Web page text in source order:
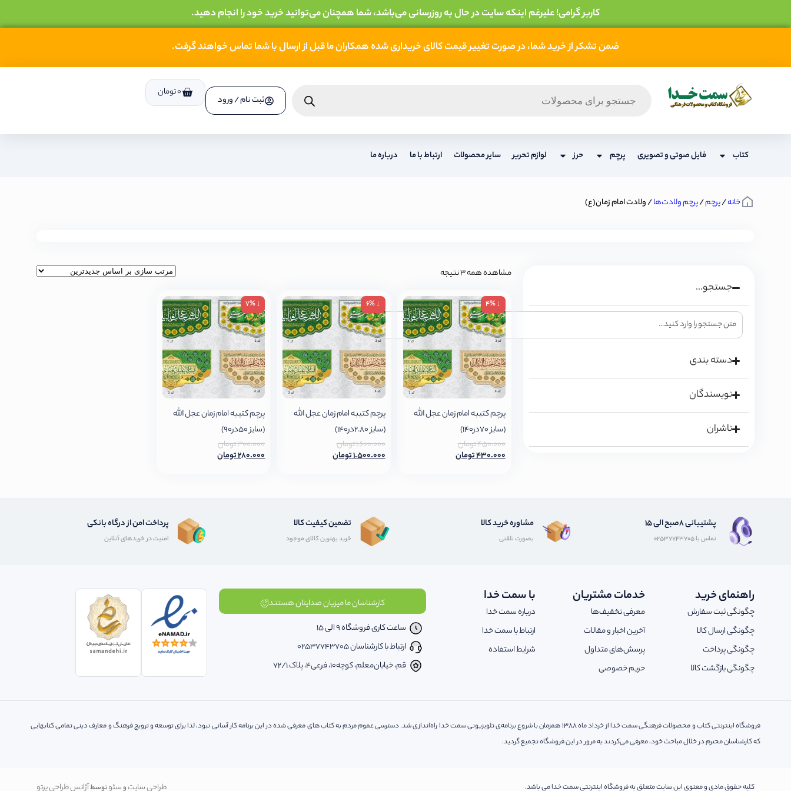
کاربر گرامی! علیرغم اینکه سایت در حال به روزرسانی می‌باشد، شما همچنان می‌توانید خرید خود را انجام دهید.
ضمن تشکر از خرید شما، در صورت تغییر قیمت کالای خریداری شده همکاران ما قبل از ارسال با شما تماس خواهند گرفت.
ثبت نام / ورود
0تومان
کتاب فایل صوتی و تصویری پرچم حرز لوازم تحریر سایر محصولات ارتباط با ما درباره ما
خانه/پرچم/پرچم ولادت‌ها/ ولادت امام زمان(ع)
جستجو...
جستجو
دسته بندی
نویسندگان
ناشران
مشاهده همه 3 نتیجه
↓ 4%
پرچم کتیبه امام زمان عجل الله
(سایز 70در140)
450.000تومان
430.000تومان
↓ 6%
پرچم کتیبه امام زمان عجل الله
(سایز 2.80در140)
1.600.000تومان
1.500.000تومان
↓ 7%
پرچم کتیبه امام زمان عجل الله
(سایز 50در90)
300.000تومان
280.000تومان
پشتیبانی 8صبح الی 15
تماس با 02537743705
مشاوره خرید کالا
بصورت تلفنی
تضمین کیفیت کالا
خرید بهترین کالای موجود
پرداخت امن از درگاه بانکی
امنیت در خریدهای آنلاین
راهنمای خرید
چگونگی ثبت سفارش
چگونگی ارسال کالا
چگونگی پرداخت
چگونگی بازگشت کالا
خدمات مشتریان
معرفی تخفیف‌ها
آخرین اخبار و مقالات
پرسش‌های متداول
حریم خصوصی
با سمت خدا
درباره سمت خدا
ارتباط با سمت خدا
شرایط استفاده
کارشناسان ما میزبان صدایتان هستند
ساعت کاری فروشگاه 9 الی 15
ارتباط با کارشناسان 02537743705
قم، خیابان‌معلم، کوچه‌10، فرعی‌4، پلاک ‌72/1
فروشگاه اینترنتی کتاب و محصولات فرهنگی سمت خدا از خرداد ماه 1388 همزمان با شروع برنامه‌ی تلویزیونی سمت خدا راه‌اندازی شد. دسترسی عموم مردم به کتاب های معرفی شده در این برنامه کار آسانی نبود، لذا‌ برای توسعه و ترویج فرهنگ و معارف دینی تمامی کتابهایی
که کارشناسان محترم در خلال مباحث خود، معرفی می‌کردند به مرور در این فروشگاه تجمیع گردید.
کلیه حقوق مادی و معنوی این سایت متعلق به فروشگاه اینترنتی سمت خدا می باشد. طراحی سایت وسئوتوسطآژانس طراحی پرتو